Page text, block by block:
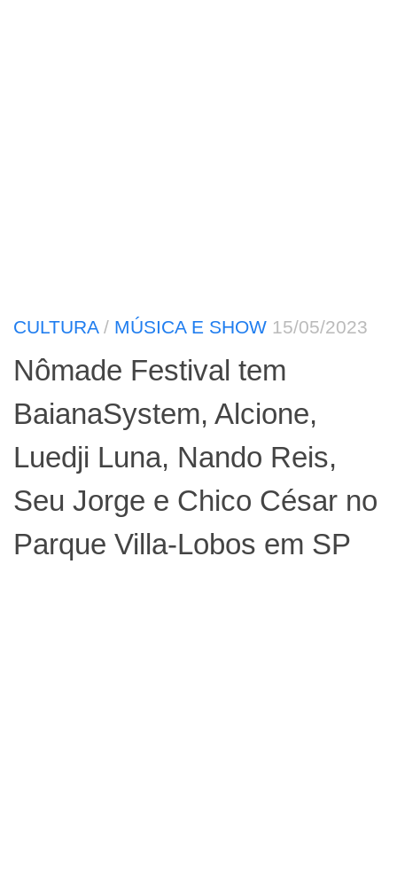
CULTURA/ MÚSICA E SHOW 15/05/2023
Nômade Festival tem
BaianaSystem, Alcione,
Luedji Luna, Nando Reis,
Seu Jorge e Chico César no
Parque Villa-Lobos em SP